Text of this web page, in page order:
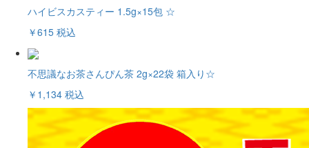
ハイビスカスティー 1.5g×15包 ☆
￥615 税込
不思議なお茶さんぴん茶 2g×22袋 箱入り☆
￥1,134 税込